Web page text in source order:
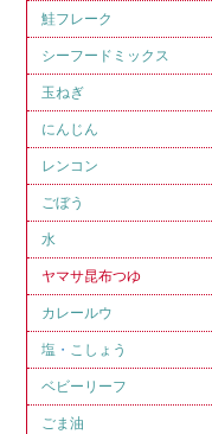
鮭フレーク
シーフードミックス
玉ねぎ
にんじん
レンコン
ごぼう
水
ヤマサ昆布つゆ
カレールウ
塩 ・ こしょう
ベビーリーフ
ごま油